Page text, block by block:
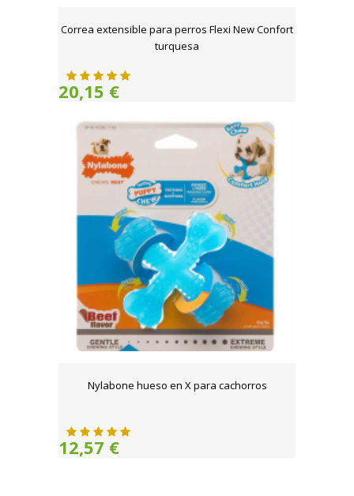
Correa extensible para perros Flexi New Confort
turquesa
20,15 €
Nylabone hueso en X para cachorros
12,57 €